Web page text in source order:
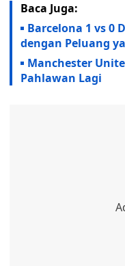
Baca Juga:
Barcelona 1 vs 0
dengan Peluang
Manchester
Pahlawan Lagi